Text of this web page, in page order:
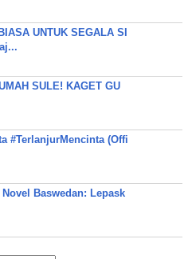
UNTUK SEGALA SI
SULE! KAGET GU
#TerlanjurMencinta (Offi
Baswedan: Lepask